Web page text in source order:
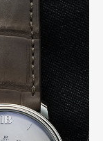
Cars